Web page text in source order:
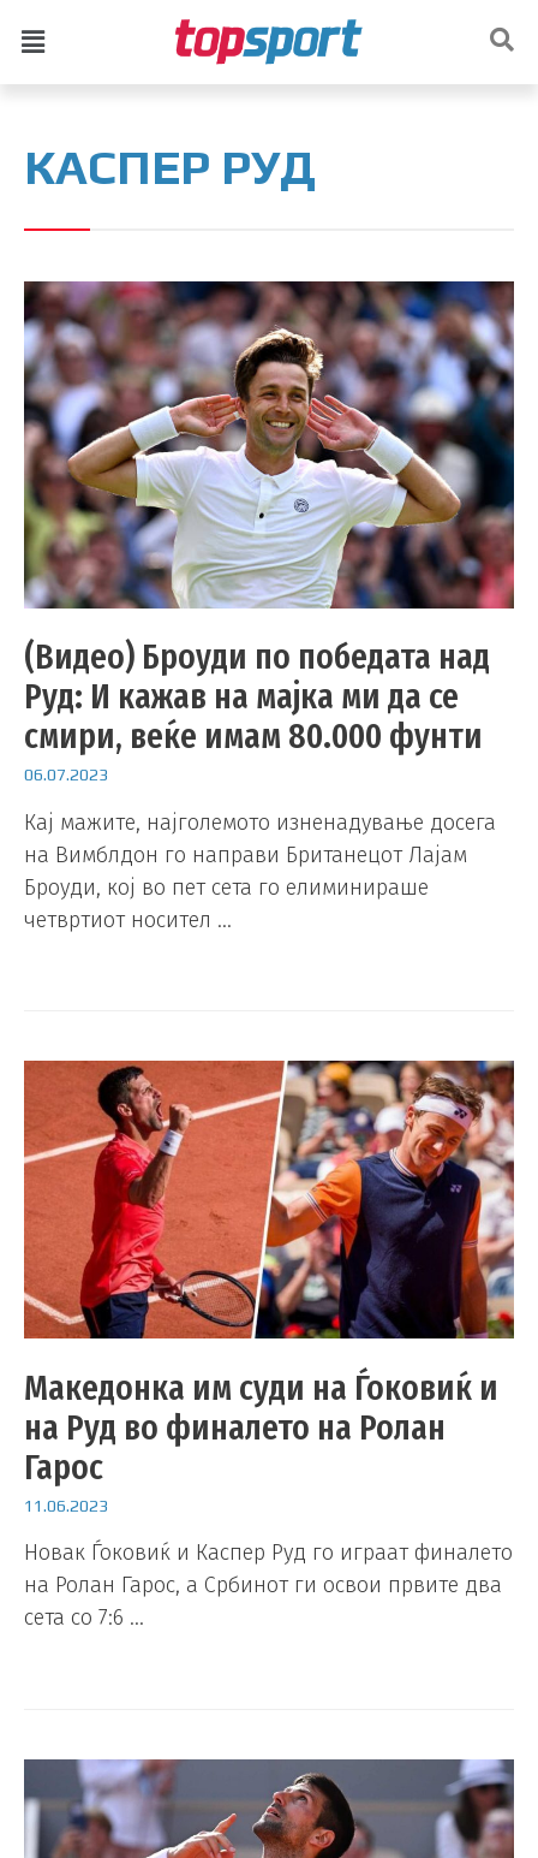
КАСПЕР РУД
(Видео) Броуди по победата над
Руд: И кажав на мајка ми да се
смири, веќе имам 80.000 фунти
06.07.2023
Кај мажите, најголемото изненадување досега
на Вимблдон го направи Британецот Лајам
Броуди, кој во пет сета го елиминираше
четвртиот носител …
Македонка им суди на Ѓоковиќ и
на Руд во финалето на Ролан
Гарос
11.06.2023
Новак Ѓоковиќ и Каспер Руд го играат финалето
на Ролан Гарос, а Србинот ги освои првите два
сета со 7:6 …